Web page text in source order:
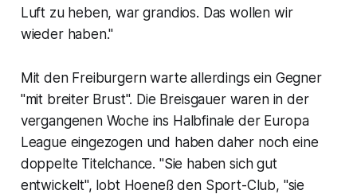
Luft zu heben, war grandios. Das wollen wir
wieder haben."
Mit den Freiburgern warte allerdings ein Gegner
"mit breiter Brust". Die Breisgauer waren in der
vergangenen Woche ins Halbfinale der Europa
League eingezogen und haben daher noch eine
doppelte Titelchance. "Sie haben sich gut
entwickelt", lobt Hoeneß den Sport-Club, "sie